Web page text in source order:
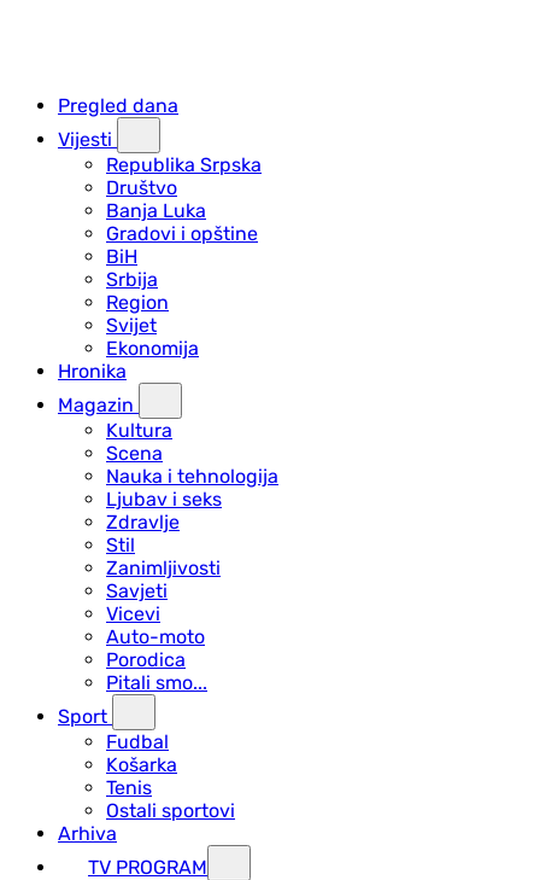
Pregled dana
Vijesti
Republika Srpska
Društvo
Banja Luka
Gradovi i opštine
BiH
Srbija
Region
Svijet
Ekonomija
Hronika
Magazin
Kultura
Scena
Nauka i tehnologija
Ljubav i seks
Zdravlje
Stil
Zanimljivosti
Savjeti
Vicevi
Auto-moto
Porodica
Pitali smo...
Sport
Fudbal
Košarka
Tenis
Ostali sportovi
Arhiva
TV PROGRAM